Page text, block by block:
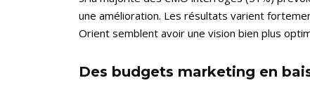
une amélioration. Les résultats varient
Orient semblent avoir une vision bien plus
Des budgets marketing en